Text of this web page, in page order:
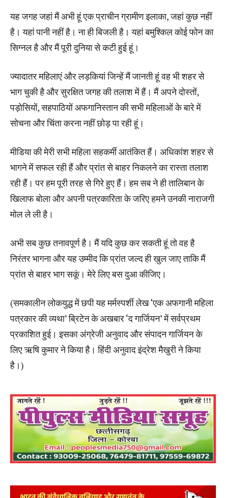
यह जगह जहां मैं अभी हूं एक प्राचीन ग्रामीण इलाका, जहां कुछ नहीं
है। यहां पानी नहीं है। ना ही बिजली है। यहां बमुश्किल कोई फोन का
सिग्नल है और मैं पूरी दुनिया से कटी हुई हूं।
ज्यादातर महिलाएं और लड़कियां जिन्हें मैं जानती हूं वह भी शहर से
भाग चुकी है और सुरक्षित जगह की तलाश में हैं। मैं अपने दोस्तों,
पड़ोसियों, सहपाठियों अफगानिस्तान की सभी महिलाओं के बारे में
सोचना और चिंता करना नहीं छोड़ पा रही हूं।
मीडिया की मेरी सभी महिला सहकर्मी आतंकित हैं। अधिकांश शहर से
भागने में सफल रही हैं और प्रांत से बाहर निकलने का रास्ता तलाश
रही हैं। पर हम पूरी तरह से गिरे हुए हैं। हम सब ने ही तालिबान के
खिलाफ बोला और अपनी पत्रकारिता के जरिए हमने उनकी नाराजगी
मोल ले ली है।
अभी सब कुछ तनावपूर्ण है। मैं यदि कुछ कर सकती हूं तो वह है
निरंतर भागना और यह उम्मीद कि प्रांत जल्द ही खुल जाए ताकि मैं
प्रांत से बाहर भाग सकूं। मेरे लिए बस दुआ कीजिए।
(समकालीन लोकयुद्ध में छपी यह मर्मस्पर्शी लेख ‘एक अफगानी महिला
पत्रकार की व्यथा’ ब्रिटेन के अखबार ‘द गार्जियन’ में सर्वप्रथम
प्रकाशित हुई। इसका अंग्रेजी अनुवाद और संपादन गार्जियन के
लिए ऋषि कुमार ने किया है। हिंदी अनुवाद इंद्रेश मैखुरी ने किया
है।)